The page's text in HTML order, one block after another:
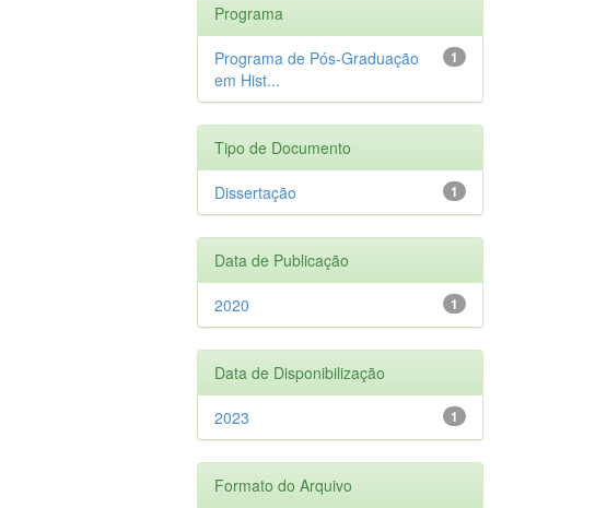
Programa
1
Programa de Pós-Graduação
em Hist...
Tipo de Documento
1
Dissertação
Data de Publicação
1
2020
Data de Disponibilização
1
2023
Formato do Arquivo